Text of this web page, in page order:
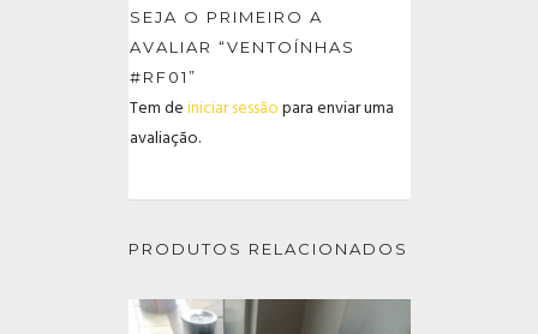
SEJA O PRIMEIRO A
AVALIAR “VENTOÍNHAS
#RF01”
Tem deiniciar sessãopara enviar uma
avaliação.
PRODUTOS RELACIONADOS